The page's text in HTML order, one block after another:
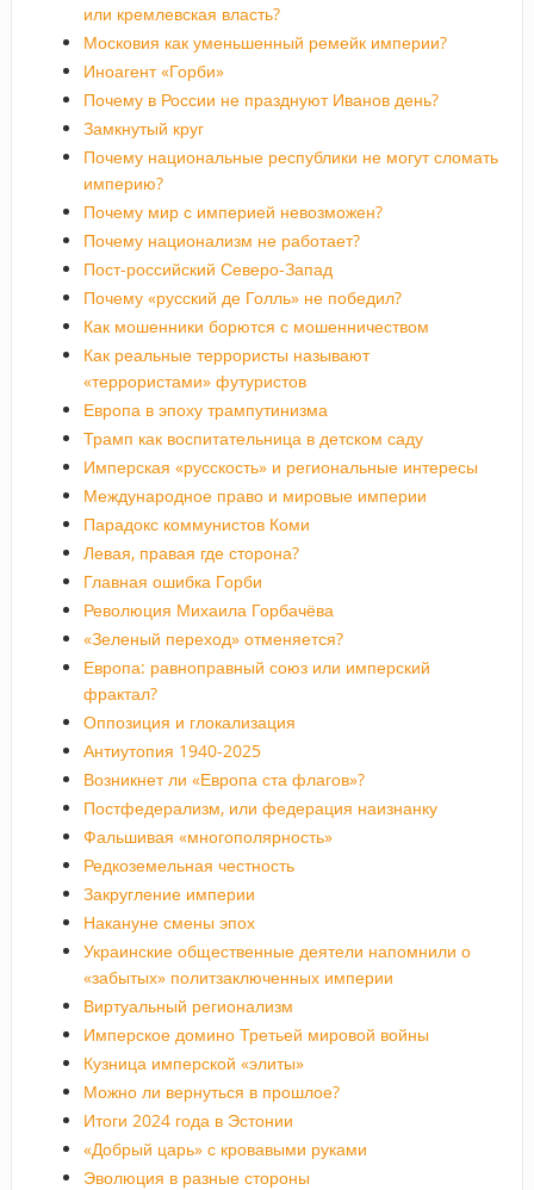
или кремлевская власть?
Московия как уменьшенный ремейк империи?
Иноагент «Горби»
Почему в России не празднуют Иванов день?
Замкнутый круг
Почему национальные республики не могут сломать
империю?
Почему мир с империей невозможен?
Почему национализм не работает?
Пост-российский Северо-Запад
Почему «русский де Голль» не победил?
Как мошенники борются с мошенничеством
Как реальные террористы называют
«террористами» футуристов
Европа в эпоху трампутинизма
Трамп как воспитательница в детском саду
Имперская «русскость» и региональные интересы
Международное право и мировые империи
Парадокс коммунистов Коми
Левая, правая где сторона?
Главная ошибка Горби
Революция Михаила Горбачёва
«Зеленый переход» отменяется?
Европа: равноправный союз или имперский
фрактал?
Оппозиция и глокализация
Антиутопия 1940-2025
Возникнет ли «Европа ста флагов»?
Постфедерализм, или федерация наизнанку
Фальшивая «многополярность»
Редкоземельная честность
Закругление империи
Накануне смены эпох
Украинские общественные деятели напомнили о
«забытых» политзаключенных империи
Виртуальный регионализм
Имперское домино Третьей мировой войны
Кузница имперской «элиты»
Можно ли вернуться в прошлое?
Итоги 2024 года в Эстонии
«Добрый царь» с кровавыми руками
Эволюция в разные стороны